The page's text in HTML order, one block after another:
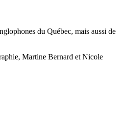
du Québec, mais aussi de
Martine Bernard et Nicole